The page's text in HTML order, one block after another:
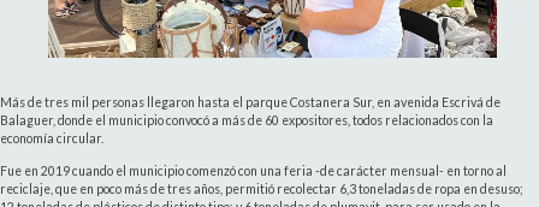
Más de tres mil personas llegaron hasta el parque Costanera Sur, en avenida Escrivá de
Balaguer, donde el municipio convocó a más de 60 expositores, todos relacionados con la
economía circular.
Fue en 2019 cuando el municipio comenzó con una feria -de carácter mensual- en torno al
reciclaje, que en poco más de tres años, permitió recolectar 6,3 toneladas de ropa en desuso;